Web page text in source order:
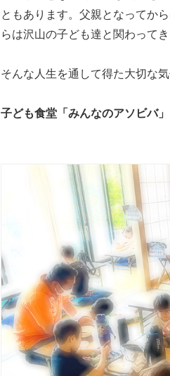
ともあります。父親となってか
らは沢山の子ども達と関わってき
そんな人生を通して得た大切な
子ども食堂「みんなのアソビバ